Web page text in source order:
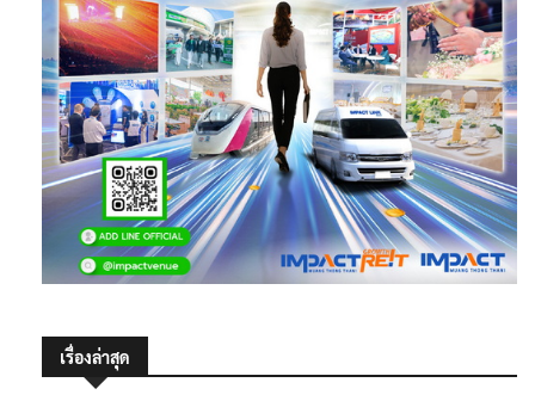
เรื่องล่าสุด